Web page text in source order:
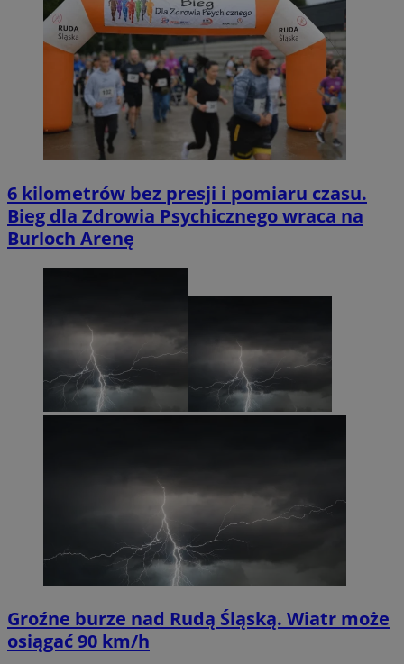
6 kilometrów bez presji i pomiaru czasu.
Bieg dla Zdrowia Psychicznego wraca na
Burloch Arenę
Groźne burze nad Rudą Śląską. Wiatr może
osiągać 90 km/h